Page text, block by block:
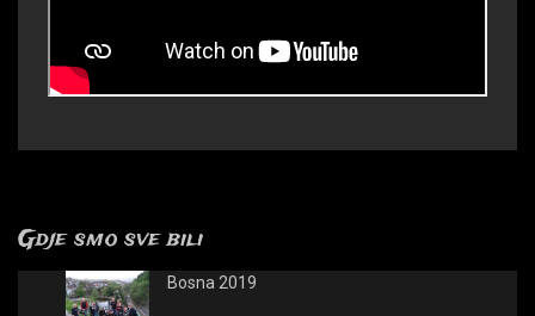
Gdje smo sve bili
Bosna 2019